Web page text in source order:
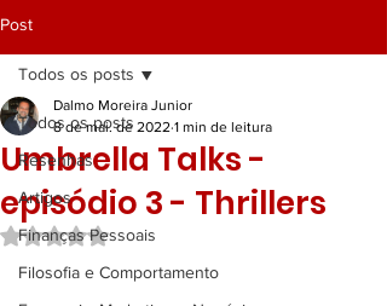
Post
Todos os posts
Resenhas
Artigos
Finanças Pessoais
Filosofia e Comportamento
Todos os posts
Umbrella Talks -
episódio 3 - Thrillers
Dalmo Moreira Junior
8 de mai. de 2022 1 min de leitura
Avaliado com NaN de 5 estrelas.